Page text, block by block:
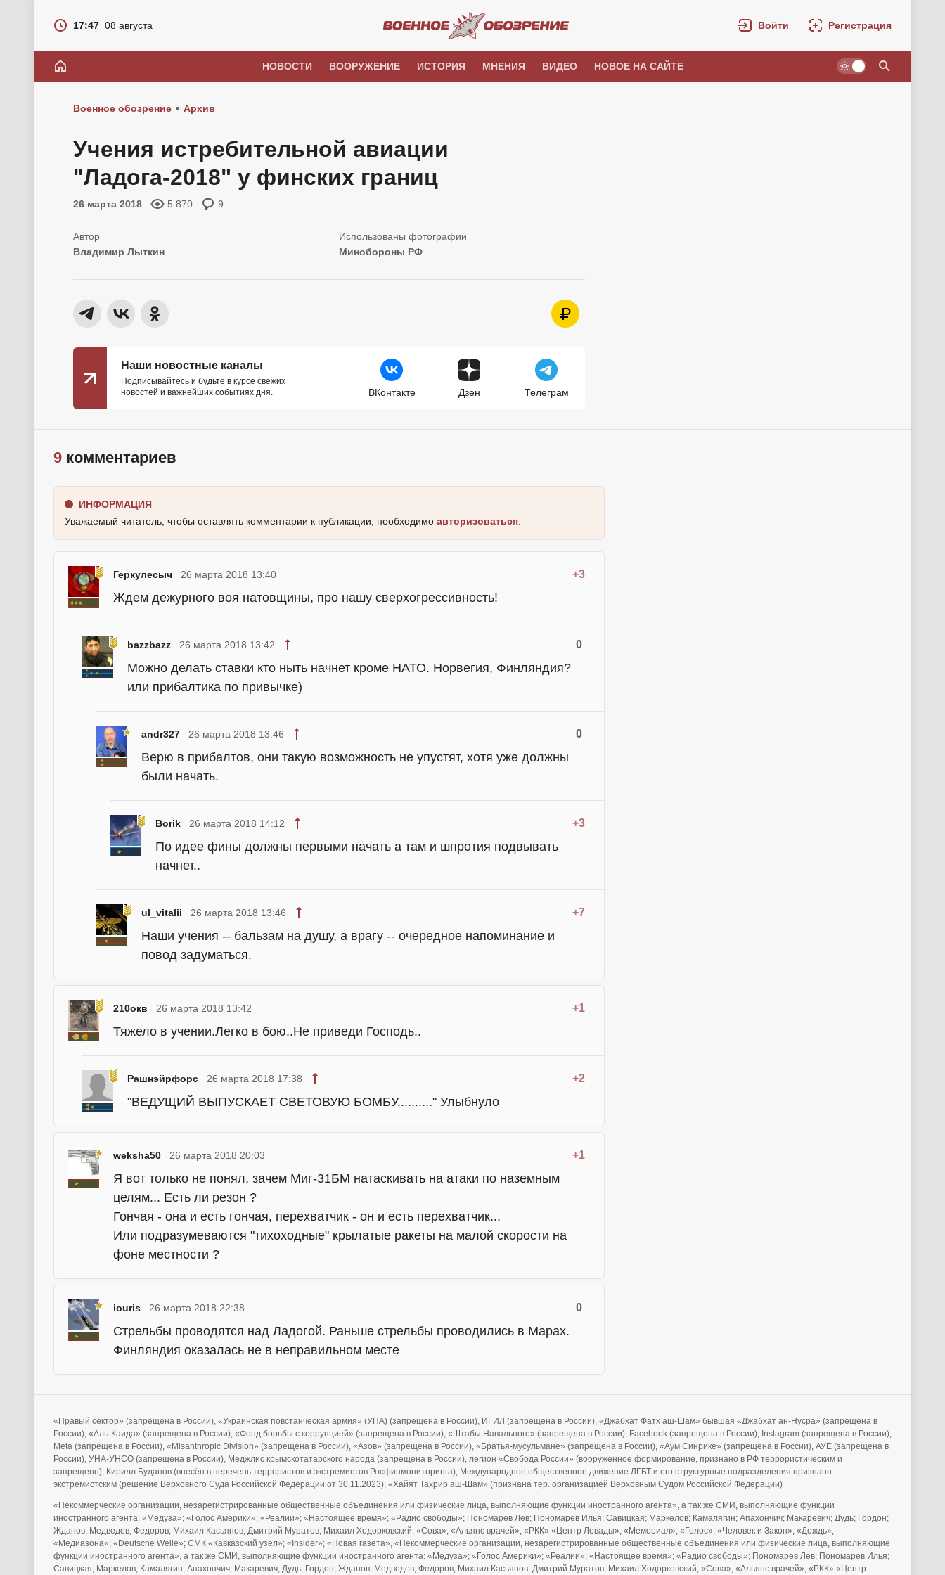
17:47 08 августа Войти Регистрация
НОВОСТИ ВООРУЖЕНИЕ ИСТОРИЯ МНЕНИЯ ВИДЕО НОВОЕ НА САЙТЕ
Военное обозрение Архив
Учения истребительной авиации
"Ладога-2018" у финских границ
26 марта 2018 5 870 9
Владимир Лыткин Минобороны РФ
Наши новостные каналы
Подписывайтесь и будьте в курсе свежих
новостей и важнейших событиях дня.
ВКонтакте Дзен Телеграм
9 комментариев
ИНФОРМАЦИЯ
Уважаемый читатель, чтобы оставлять комментарии к публикации, необходимо авторизоваться
Геркулесыч +3
26 марта 2018 13:40
Ждем дежурного воя натовщины, про нашу сверхогрессивность!
bazzbazz 0
26 марта 2018 13:42
Можно делать ставки кто ныть начнет кроме НАТО. Норвегия, Финляндия?
или прибалтика по привычке)
andr327 0
26 марта 2018 13:46
Верю в прибалтов, они такую возможность не упустят, хотя уже должны
были начать.
Borik +3
26 марта 2018 14:12
По идее фины должны первыми начать а там и шпротия подвывать
начнет..
ul_vitalii +7
26 марта 2018 13:46
Наши учения -- бальзам на душу, а врагу -- очередное напоминание и
повод задуматься.
210окв +1
26 марта 2018 13:42
Тяжело в учении.Легко в бою..Не приведи Господь..
Рашнэйрфорс +2
26 марта 2018 17:38
"ВЕДУЩИЙ ВЫПУСКАЕТ СВЕТОВУЮ БОМБУ.........." Улыбнуло
weksha50 +1
26 марта 2018 20:03
Я вот только не понял, зачем Миг-31БМ натаскивать на атаки по наземным
целям... Есть ли резон ?
Гончая - она и есть гончая, перехватчик - он и есть перехватчик...
Или подразумеваются "тихоходные" крылатые ракеты на малой скорости на
фоне местности ?
iouris 0
26 марта 2018 22:38
Стрельбы проводятся над Ладогой. Раньше стрельбы проводились в Марах.
Финляндия оказалась не в неправильном месте
«Правый сектор» (запрещена в России), «Украинская повстанческая армия» (УПА) (запрещена в России), ИГИЛ (запрещена в России), «Джабхат Фатх аш-Шам» бывшая «Джабхат ан-Нусра» (запрещена в
России), «Аль-Каида» (запрещена в России), «Фонд борьбы с коррупцией» (запрещена в России), «Штабы Навального» (запрещена в России), Facebook (запрещена в России), Instagram (запрещена в России),
Meta (запрещена в России), «Misanthropic Division» (запрещена в России), «Азов» (запрещена в России), «Братья-мусульмане» (запрещена в России), «Аум Синрике» (запрещена в России), АУЕ (запрещена в
России), УНА-УНСО (запрещена в России), Меджлис крымскотатарского народа (запрещена в России), легион «Свобода России» (вооруженное формирование, признано в РФ террористическим и
запрещено), Кирилл Буданов (внесён в перечень террористов и экстремистов Росфинмониторинга), Международное общественное движение ЛГБТ и его структурные подразделения признано
экстремистским (решение Верховного Суда Российской Федерации от 30.11.2023), «Хайят Тахрир аш-Шам» (признана тер. организацией Верховным Судом Российской Федерации)
«Некоммерческие организации, незарегистрированные общественные объединения или физические лица, выполняющие функции иностранного агента», а так же СМИ, выполняющие функции
иностранного агента: «Медуза»; «Голос Америки»; «Реалии»; «Настоящее время»; «Радио свободы»; Пономарев Лев; Пономарев Илья; Савицкая; Маркелов; Камалягин; Апахончич; Макаревич; Дудь; Гордон;
Жданов; Медведев; Федоров; Михаил Касьянов; Дмитрий Муратов; Михаил Ходорковский; «Сова»; «Альянс врачей»; «РКК» «Центр Левады»; «Мемориал»; «Голос»; «Человек и Закон»; «Дождь»;
«Медиазона»; «Deutsche Welle»; СМК «Кавказский узел»; «Insider»; «Новая газета», «Некоммерческие организации, незарегистрированные общественные объединения или физические лица, выполняющие
функции иностранного агента», а так же СМИ, выполняющие функции иностранного агента: «Медуза»; «Голос Америки»; «Реалии»; «Настоящее время»; «Радио свободы»; Пономарев Лев; Пономарев Илья;
Савицкая; Маркелов; Камалягин; Апахончич; Макаревич; Дудь; Гордон; Жданов; Медведев; Федоров; Михаил Касьянов; Дмитрий Муратов; Михаил Ходорковский; «Сова»; «Альянс врачей»; «РКК» «Центр